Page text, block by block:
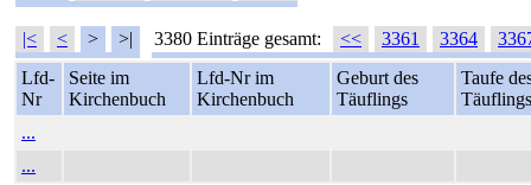
|< < > >| 3380 Einträge gesamt: << 3361 3364
Lfd-
Nr
Seite im
Kirchenbuch
Lfd-Nr im
Kirchenbuch
Geburt des
Täuflings
Taufe
Täuflings
...
...